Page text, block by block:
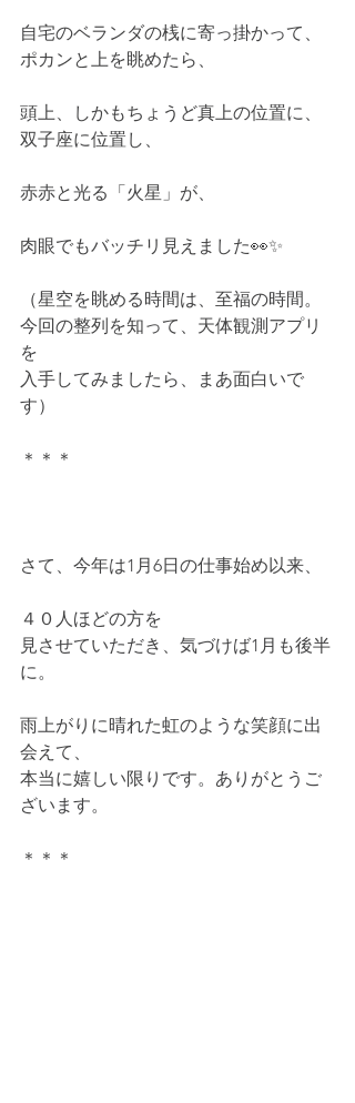
自宅のベランダの桟に寄っ掛かって、
ポカンと上を眺めたら、
頭上、しかもちょうど真上の位置に、
双子座に位置し、
赤赤と光る「火星」が、
肉眼でもバッチリ見えました👀✨
（星空を眺める時間は、至福の時間。
今回の整列を知って、天体観測アプリ
を
入手してみましたら、まあ面白いで
す）
＊＊＊
さて、今年は1月6日の仕事始め以来、
４０人ほどの方を
見させていただき、気づけば1月も後半
に。
雨上がりに晴れた虹のような笑顔に出
会えて、
本当に嬉しい限りです。ありがとうご
ざいます。
＊＊＊